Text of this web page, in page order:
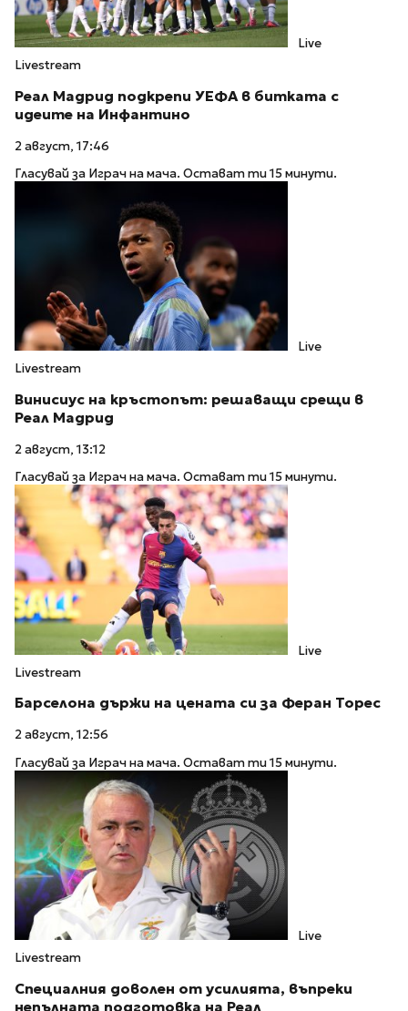
Live
Livestream
Реал Мадрид подкрепи УЕФА в битката с
идеите на Инфантино
2 август, 17:46
Гласувай за Играч на мача. Остават ти 15 минути.
Live
Livestream
Винисиус на кръстопът: решаващи срещи в
Реал Мадрид
2 август, 13:12
Гласувай за Играч на мача. Остават ти 15 минути.
Live
Livestream
Барселона държи на цената си за Феран Торес
2 август, 12:56
Гласувай за Играч на мача. Остават ти 15 минути.
Live
Livestream
Специалния доволен от усилията, въпреки
непълната подготовка на Реал